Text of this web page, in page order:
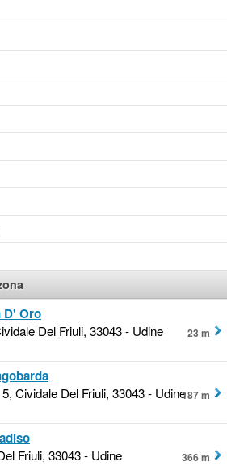
D' Oro
Del Friuli, 33043 - Udine
23 m
Cividale Del Friuli, 33043 - Udine187 m
Friuli, 33043 - Udine
366 m